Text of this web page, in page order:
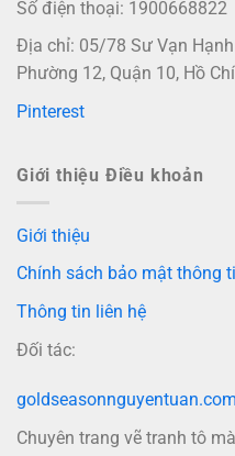
Số điện thoại: 1900668822
Địa chỉ: 05/78 Sư Vạn
Phường 12, Quận 10, Hồ
Pinterest
Giới thiệu Điều khoản
Giới thiệu
Chính sách bảo mật thông
Thông tin liên hệ
Đối tác:
goldseasonnguyentuan.com
Chuyên trang vẽ tranh tô